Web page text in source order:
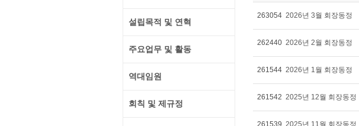
설립목적 및 연혁
주요업무 및 활동
역대임원
회칙 및 제규정
263054 2026년 3월 회장동정
262440 2026년 2월 회장동정
261544 2026년 1월 회장동정
261542 2025년 12월 회장동정
261539 2025년 11월 회장동정